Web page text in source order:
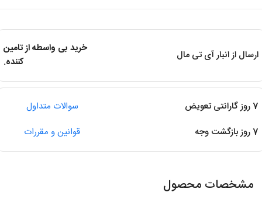
ارسال از انبار آی تی مال
خرید بی واسطه از تامین
کننده.
7 روز گارانتی تعویض
سوالات متداول
7 روز بازگشت وجه
قوانین و مقررات
مشخصات محصول